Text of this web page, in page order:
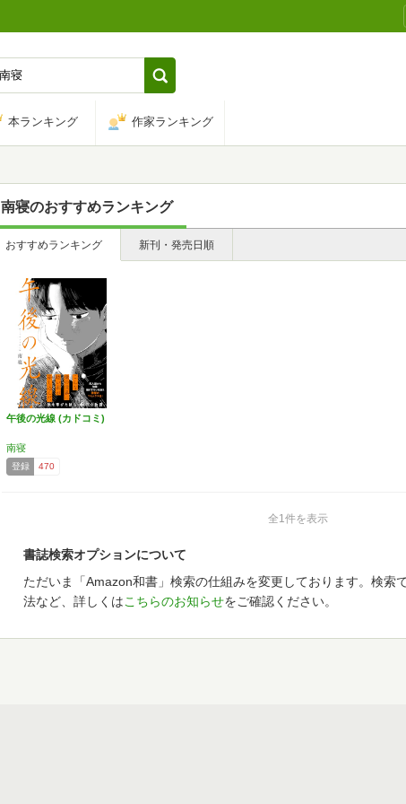
本ランキング 作家ランキング
南寝のおすすめランキング
おすすめランキング 新刊・発売日順
午後の光線 (カドコミ)
南寝
登録 470
全1件を表示
書誌検索オプションについて
ただいま「Amazon和書」検索の仕組みを変更しております。検索
法など、詳しくはこちらのお知らせをご確認ください。